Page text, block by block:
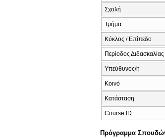
Σχολή
Τμήμα
Κύκλος / Επίπεδο
Περίοδος Διδασκαλίας
Υπεύθυνος/η
Κοινό
Κατάσταση
Course ID
Πρόγραμμα